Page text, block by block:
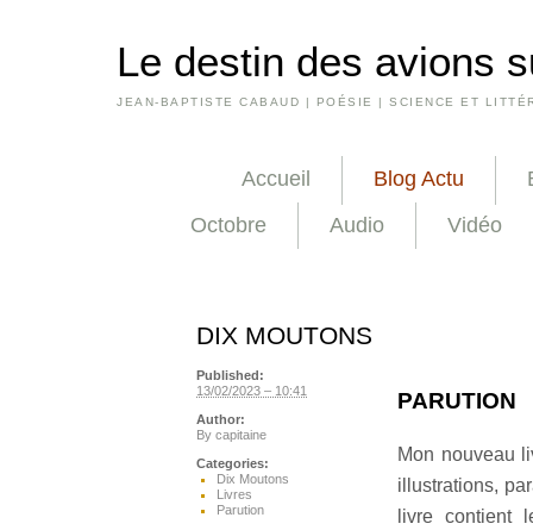
Le destin des avions
JEAN-BAPTISTE CABAUD | POÉSIE | SCIENCE ET
Accueil Blog Actu
Octobre
Audio Vidéo
DIX MOUTONS
PARUTION
Mon nouveau
illustrations,
livre contient
Published:
13/02/2023 – 10:41
Author:
By capitaine
Categories:
Dix Moutons
Livres
Parution